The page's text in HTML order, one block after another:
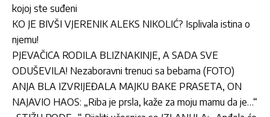
kojoj ste suđeni
KO JE BIVŠI VJERENIK ALEKS NIKOLIĆ? Isplivala istina o
njemu!
PJEVAČICA RODILA BLIZNAKINJE, A SADA SVE
ODUŠEVILA! Nezaboravni trenuci sa bebama (FOTO)
ANJA BLA IZVRIJEĐALA MAJKU BAKE PRASETA, ON
NAJAVIO HAOS: „Riba je prsla, kaže za moju mamu da je…“